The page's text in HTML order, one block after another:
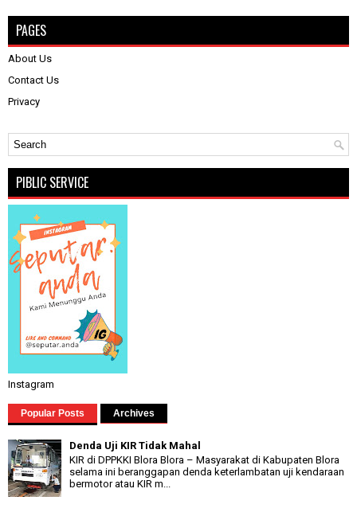
PAGES
About Us
Contact Us
Privacy
PIBLIC SERVICE
Instagram
Popular Posts Archives
Denda Uji KIR Tidak Mahal
KIR di DPPKKI Blora Blora – Masyarakat di Kabupaten Blora
selama ini beranggapan denda keterlambatan uji kendaraan
bermotor atau KIR m...